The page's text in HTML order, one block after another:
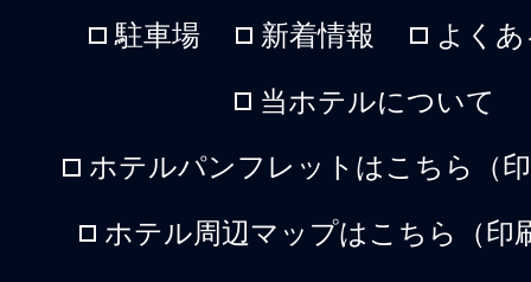
駐車場 新着情報 よく
当ホテルについて
ホテルパンフレットはこちら（
ホテル周辺マップはこちら（印